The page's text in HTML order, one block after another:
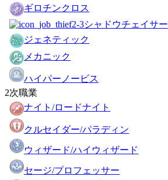
ギロチンクロス
シャドウチェイサー
ジェネティック
メカニック
ハイパーノービス
2次職業
ナイト/ロードナイト
クルセイダー/パラディン
ウィザード/ハイウィザード
セージ/プロフェッサー